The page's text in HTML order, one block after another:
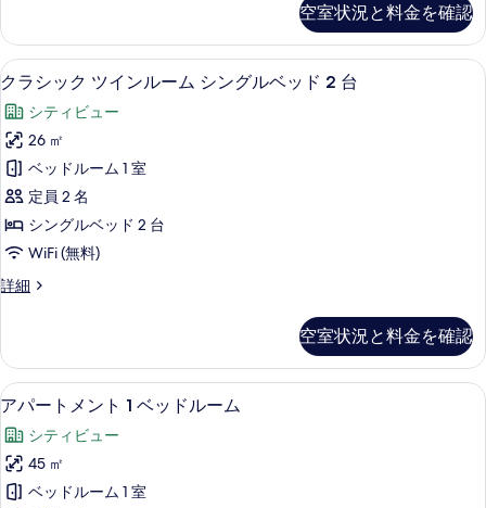
ム
ダ
ブ
ル
ベ
ッ
ド
1
台
の
て
の
写
真
を
ク
ダ
ブ
ル
ー
ム
ダ
ブ
ル
ベ
ッ
1
詳
細
空室状況と料金を確認
ク
ラ
シ
ッ
ク
ツ
イ
ン
ル
ム
シ
ン
グ
ル
ベ
クラシック ツインルーム シングル
9
クラシック ツインルーム シングルベッド 2 台
シティビュー
26 ㎡
ベッドルーム 1 室
定員 2 名
シングルベッド 2 台
WiFi (無料)
詳細
ク
ク
ツ
イ
ル
ー
ム
シ
空室状況と料金を確認
ア
パ
ー
ト
アパートメント 1 ベッドルーム | ミ
9
アパートメント 1 ベッドルーム
シティビュー
45 ㎡
ベッドルーム 1 室